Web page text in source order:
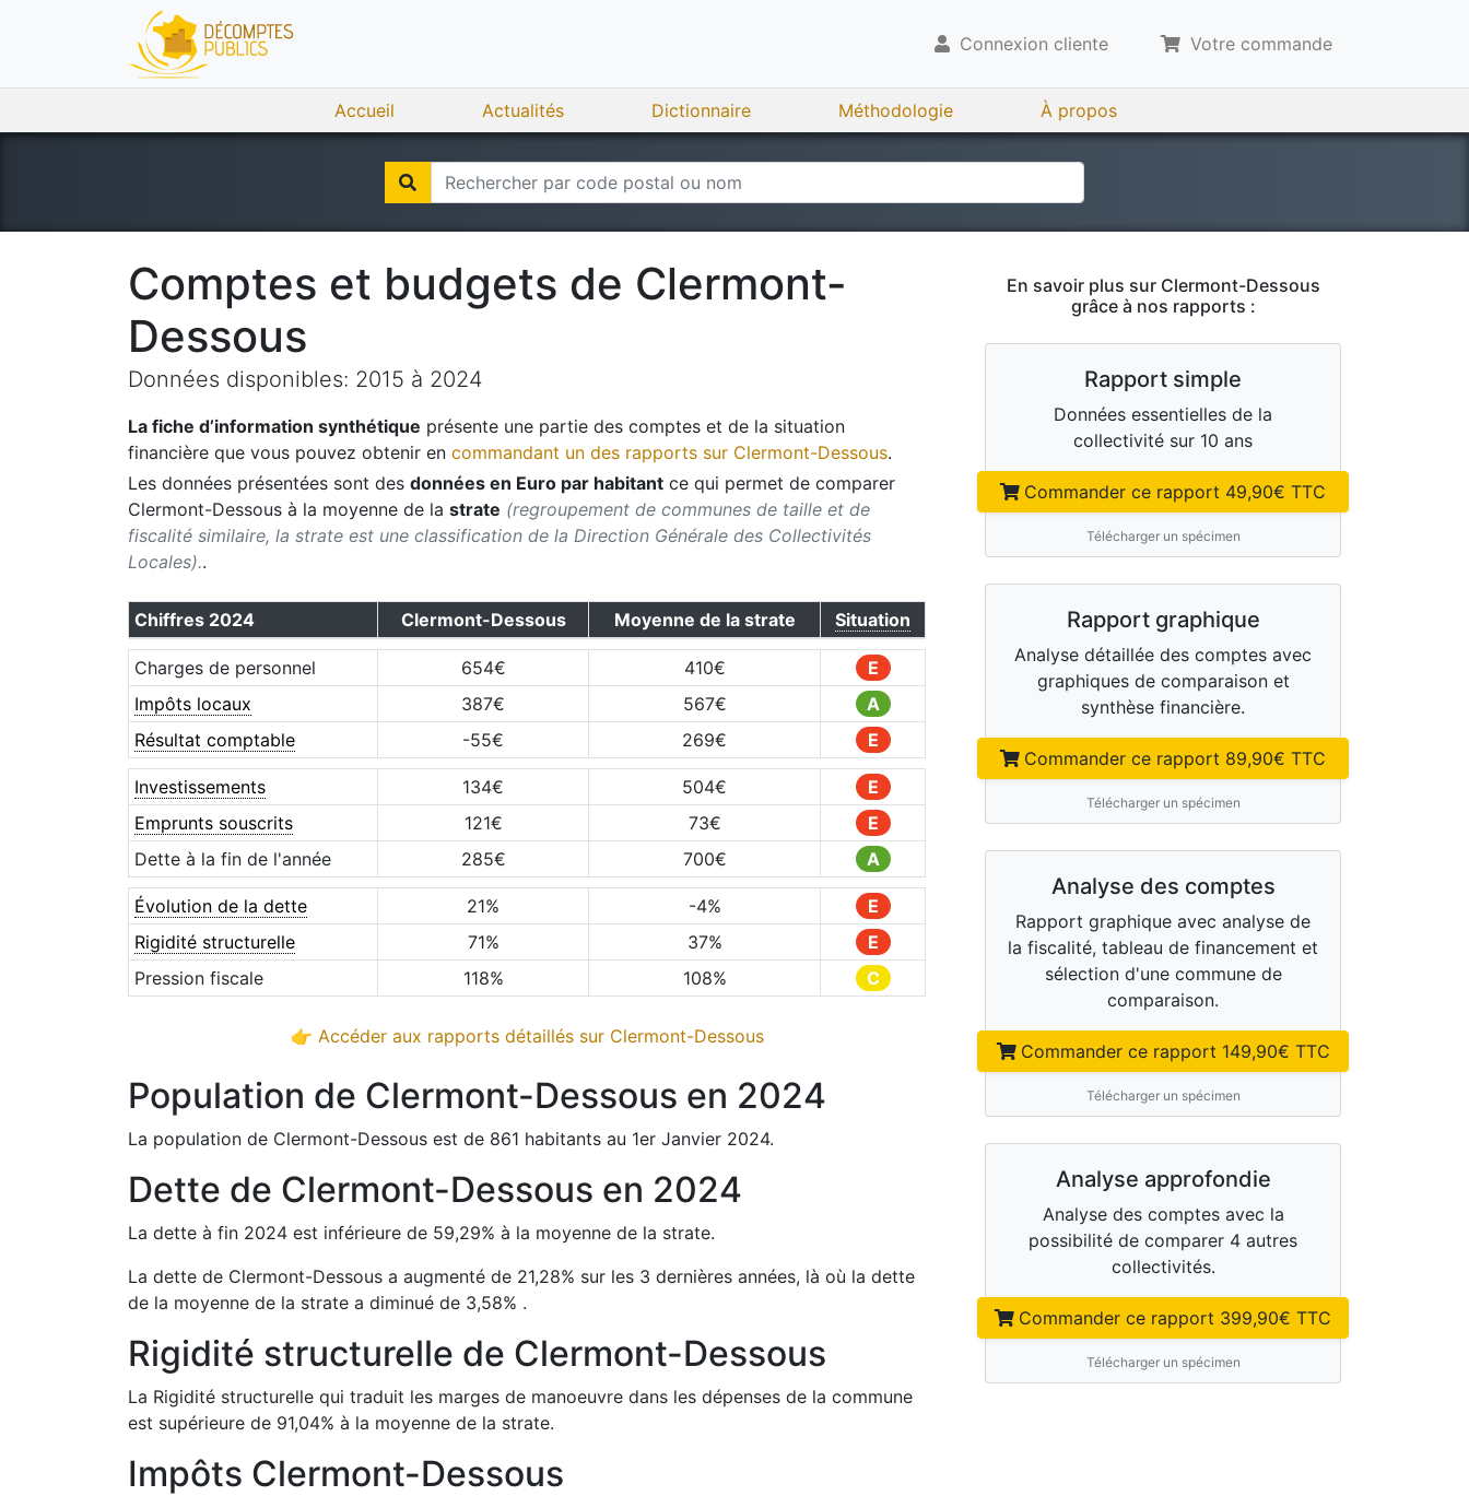
Connexion cliente Votre commande
Accueil Actualités Dictionnaire Méthodologie À propos
Comptes et budgets de Clermont-
Dessous
Données disponibles: 2015 à 2024
La fiche d’information synthétique présente une partie des comptes et de la situation
financière que vous pouvez obtenir en commandant un des rapports sur Clermont-Dessous.
Les données présentées sont des données en Euro par habitant ce qui permet de comparer
Clermont-Dessous à la moyenne de la strate (regroupement de communes de taille et de
fiscalité similaire, la strate est une classification de la Direction Générale des Collectivités
Locales)..
Chiffres 2024 Clermont-Dessous Moyenne de la strate Situation
Charges de personnel 654€ 410€
E
Impôts locaux
387€ 567€
A
Résultat comptable
-55€ 269€ E
Investissements 134€ 504€
E
Emprunts souscrits
121€ 73€
E
Dette à la fin de l'année
285€ 700€ A
Évolution de la dette 21% -4%
E
Rigidité structurelle
71% 37%
E
Pression fiscale
118% 108% C
👉 Accéder aux rapports détaillés sur Clermont-Dessous
Population de Clermont-Dessous en 2024
La population de Clermont-Dessous est de 861 habitants au 1er Janvier 2024.
Dette de Clermont-Dessous en 2024
La dette à fin 2024 est inférieure de 59,29% à la moyenne de la strate.
La dette de Clermont-Dessous a augmenté de 21,28% sur les 3 dernières années, là où la dette
de la moyenne de la strate a diminué de 3,58% .
Rigidité structurelle de Clermont-Dessous
La Rigidité structurelle qui traduit les marges de manoeuvre dans les dépenses de la commune
est supérieure de 91,04% à la moyenne de la strate.
Impôts Clermont-Dessous
En savoir plus sur Clermont-Dessous
grâce à nos rapports :
Rapport simple
Données essentielles de la
collectivité sur 10 ans
Commander ce rapport 49,90€ TTC
Télécharger un spécimen
Rapport graphique
Analyse détaillée des comptes avec
graphiques de comparaison et
synthèse financière.
Commander ce rapport 89,90€ TTC
Télécharger un spécimen
Analyse des comptes
Rapport graphique avec analyse de
la fiscalité, tableau de financement et
sélection d'une commune de
comparaison.
Commander ce rapport 149,90€ TTC
Télécharger un spécimen
Analyse approfondie
Analyse des comptes avec la
possibilité de comparer 4 autres
collectivités.
Commander ce rapport 399,90€ TTC
Télécharger un spécimen